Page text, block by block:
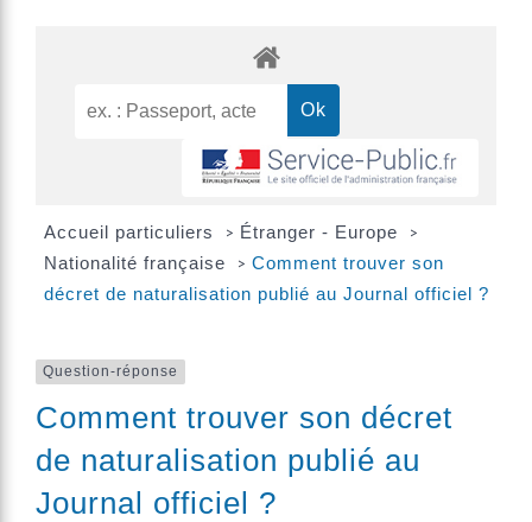
Accueil particuliers > Étranger - Europe >
Nationalité française > Comment trouver son
décret de naturalisation publié au Journal officiel ?
Question-réponse
Comment trouver son décret
de naturalisation publié au
Journal officiel ?